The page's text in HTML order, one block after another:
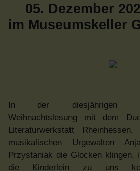
05. Dezember
im Museumskeller
In der diesjährigen
Weihnachtslesung mit dem
Literaturwerkstatt
musikalischen Urgewalten
Przystaniak die Glocken klingen,
die Kinderlein zu uns